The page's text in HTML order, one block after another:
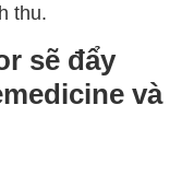
thu.
sẽ đẩy
và